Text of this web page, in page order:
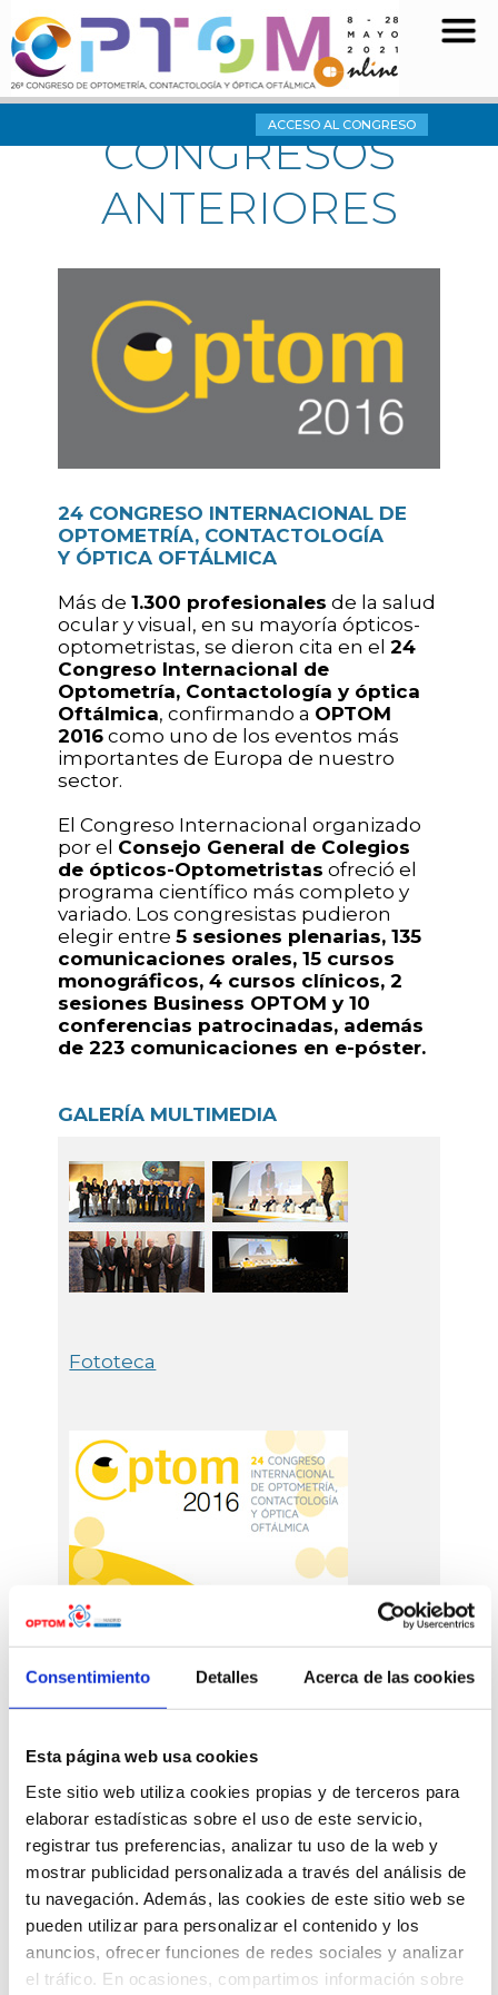
Consentimiento Detalles Acerca de las cookies
Esta página web usa cookies
Este sitio web utiliza cookies propias y de terceros para
elaborar estadísticas sobre el uso de este servicio,
registrar tus preferencias, analizar tu uso de la web y
mostrar publicidad personalizada a través del análisis de
tu navegación. Además, las cookies de este sitio web se
pueden utilizar para personalizar el contenido y los
anuncios, ofrecer funciones de redes sociales y analizar
el tráfico. En ocasiones, compartimos información sobre
ACCESO AL CONGRESO
CONGRESOS
ANTERIORES
24 CONGRESO INTERNACIONAL DE
OPTOMETRÍA, CONTACTOLOGÍA
Y ÓPTICA OFTÁLMICA
Más de1.300 profesionales de la salud
ocular y visual, en su mayoría ópticos-
optometristas, se dieron cita en el24
Congreso Internacional de
Optometría, Contactología y óptica
Oftálmica, confirmando a OPTOM
2016 como uno de los eventos más
importantes de Europa de nuestro
sector.
El Congreso Internacional organizado
por el Consejo General de Colegios
de ópticos-Optometristas ofreció el
programa científico más completo y
variado. Los congresistas pudieron
elegir entre5 sesiones plenarias, 135
comunicaciones orales, 15 cursos
monográficos, 4 cursos clínicos, 2
sesiones Business OPTOM y 10
conferencias patrocinadas, además
de 223 comunicaciones en e-póster.
GALERÍA MULTIMEDIA
Fototeca
Videoteca
CONCLUSIONES
Si quieres conocer
con más detalle
cómo fue descarga
sus conclusiones
GALERÍA
MULTIMEDIA